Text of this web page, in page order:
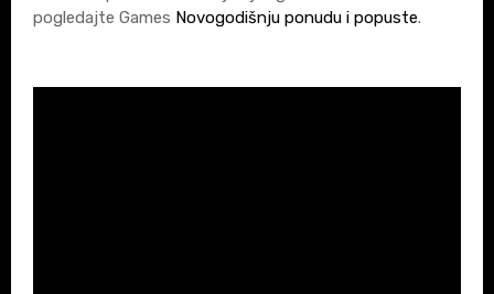
pogledajte Games Novogodišnju ponudu i popuste.